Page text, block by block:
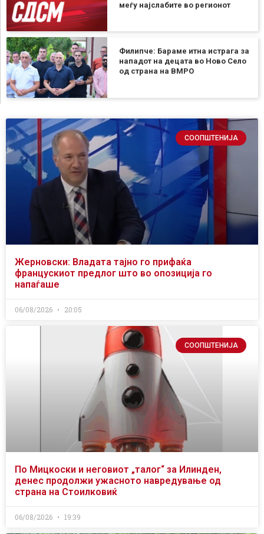
меѓу најслабите во регионот
Филипче: Бараме итна истрага за
нападот на децата во Ново Село
од страна на ВМРО
СООПШТЕНИЈА
Жерновски: Владата тајно го прифаќа
францускиот предлог што во опозиција го
напаѓаше
06/08/2026 20:05
СООПШТЕНИЈА
По Мицкоски и неговиот „талог“ за Илинден,
денес продолжи ужасното навредување од
страна на Стоилковиќ
06/08/2026 19:39